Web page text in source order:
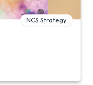
NCS Strategy